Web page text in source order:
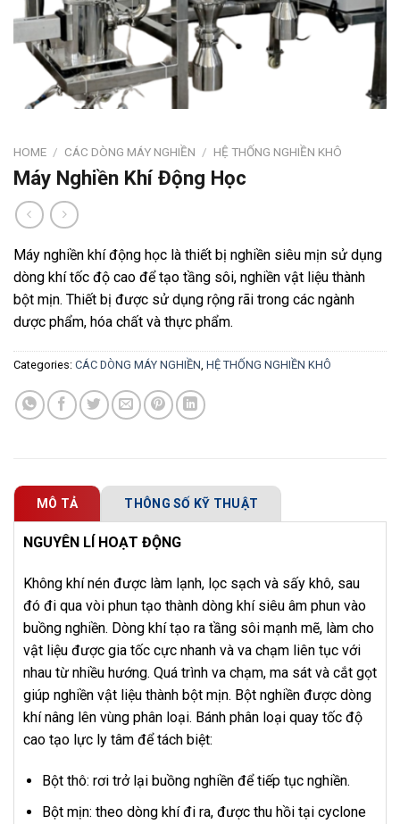
HOME / CÁC DÒNG MÁY NGHIỀN / HỆ THỐNG NGHIỀN KHÔ
Máy Nghiền Khí Động Học
Máy nghiền khí động học là thiết bị nghiền siêu mịn sử dụng
dòng khí tốc độ cao để tạo tầng sôi, nghiền vật liệu thành
bột mịn. Thiết bị được sử dụng rộng rãi trong các ngành
dược phẩm, hóa chất và thực phẩm.
Categories: CÁC DÒNG MÁY NGHIỀN, HỆ THỐNG NGHIỀN KHÔ
MÔ TẢ THÔNG SỐ KỸ THUẬT
NGUYÊN LÍ HOẠT ĐỘNG
Không khí nén được làm lạnh, lọc sạch và sấy khô, sau
đó đi qua vòi phun tạo thành dòng khí siêu âm phun vào
buồng nghiền. Dòng khí tạo ra tầng sôi mạnh mẽ, làm cho
vật liệu được gia tốc cực nhanh và va chạm liên tục với
nhau từ nhiều hướng. Quá trình va chạm, ma sát và cắt gọt
giúp nghiền vật liệu thành bột mịn. Bột nghiền được dòng
khí nâng lên vùng phân loại. Bánh phân loại quay tốc độ
cao tạo lực ly tâm để tách biệt:
Bột thô: rơi trở lại buồng nghiền để tiếp tục nghiền.
Bột mịn: theo dòng khí đi ra, được thu hồi tại cyclone